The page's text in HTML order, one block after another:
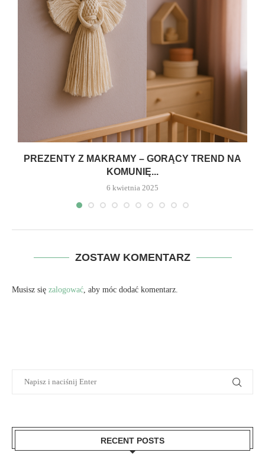
PREZENTY Z MAKRAMY – GORĄCY TREND NA
KOMUNIĘ...
6 kwietnia 2025
ZOSTAW KOMENTARZ
Musisz się zalogować, aby móc dodać komentarz.
RECENT POSTS